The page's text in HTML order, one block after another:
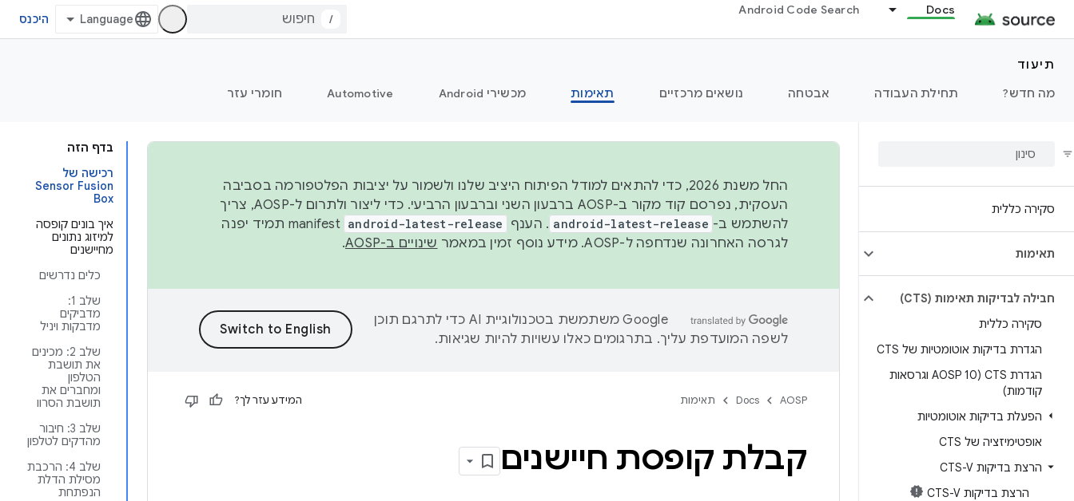
Docs
Android Code Search
/ היכנס
תיעוד
מה חדש?
תחילת העבודה אבטחה נושאים מרכזיים תאימות מכשירי Android Automotive חומרי עזר
סקירה כללית
תאימות
חבילה לבדיקות תאימות (CTS)
סקירה כללית
הגדרת בדיקות אוטומטיות של CTS
הגדרת CTS (AOSP 10 וגרסאות
קודמות)
הפעלת בדיקות אוטומטיות
אופטימיזציה של CTS
הרצת בדיקות CTS-V
הרצת בדיקות CTS-V
בדף הזה
רכישה של
Sensor Fusion
Box
איך בונים קופסה
למיזוג נתונים
מחיישנים
כלים נדרשים
שלב 1:
מדביקים
מדבקות ויניל
שלב 2: מכינים
את תושבת
הטלפון
ומחברים את
תושבת הסרוו
שלב 3: חיבור
מהדקים לטלפון
שלב 4: הרכבת
מסילת הדלת
הנפתחת
החל משנת 2026, כדי להתאים למודל הפיתוח היציב שלנו ולשמור על יציבות הפלטפורמה בסביבה
העסקית, נפרסם קוד מקור ב-AOSP ברבעון השני וברבעון הרביעי. כדי ליצור ולתרום ל-AOSP, צריך
להשתמש ב- android-latest-release . הענף android-latest-release
manifest תמיד יפנה
לגרסה האחרונה שנדחפה ל-AOSP. מידע נוסף זמין במאמר
שינויים ב-AOSP .
‫Google משתמשת בטכנולוגיית AI כדי לתרגם תוכן
לשפה המועדפת עליך. בתרגומים כאלו עשויות להיות שגיאות.
AOSP
Docs תאימות המידע עזר לך?
קבלת קופסת חיישנים